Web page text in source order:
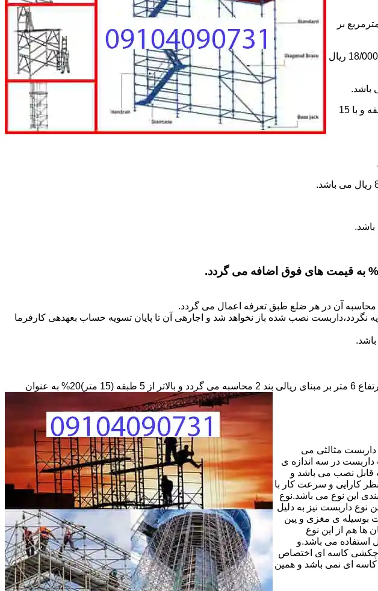
داربست یک ماه های زیر دویست مترمربع و یا کمتر از یک ماه مقطوع 6/500/000 ریال و مازاد بر 200 مترمربع بر
3-اجاره داربست یک ماه کلراژ ساده بدون سقف تا 200 مترمکعب 5/500/000 ریال و مازاد بر آن هر مترمکعب 18/000 ریال
5-اجاره یک ماه چاهک آسانسور به ابعاد 1×1 تا ارتفاع 15 متر با 5 طبقه مقطوع 5/500/000 ریال و مازاد بر 5 طبقه و با 15
آن در هر ضلع طبق تعرفه اعمال می گردد.
نگردد،داربست نصب شده باز نخواهد شد و اجاره­ی آن تا پایان تسویه حساب بعهده­ی کارفرما
مبنای محاسبه داربستی که بصورت حفاظ در ارتفاع نصب می­گردد بصورت طول کار در عرض در حداقل ارتفاع 6 متر بر مبنای ریالی بند 2 محاسبه می گردد و بالاتر از 5 طبقه (15 متر)20% به عنوان
مثالثی می
داربست در سه اندازه ی
قابل نصب می باشد و
از نظر کارایی و سرعت کار با
این نوع می باشد.نوع
نوع داربست نیز به دلیل
بوسیله ی مغزی و پین
ها هم از این نوع
استفاده می باشد.و
چکشی کاسه ای اختصاص
ای نمی باشد و همین